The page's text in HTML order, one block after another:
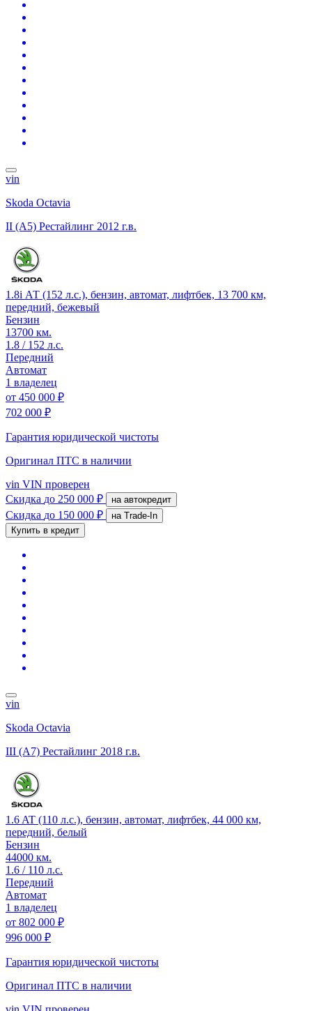
vin
Skoda Octavia
II (A5) Рестайлинг 2012 г.в.
1.8i АТ (152 л.с.), бензин, автомат, лифтбек, 13 700 км,
передний, бежевый
Бензин
13700 км.
1.8 / 152 л.с.
Передний
Автомат
1 владелец
от 450 000 ₽
702 000 ₽
Гарантия юридической чистоты
Оригинал ПТС в наличии
vin VIN проверен
Скидка до 250 000 ₽ на автокредит
Скидка до 150 000 ₽
на Trade-In
Купить в кредит
vin
Skoda Octavia
III (A7) Рестайлинг 2018 г.в.
1.6 AT (110 л.с.), бензин, автомат, лифтбек, 44 000 км,
передний, белый
Бензин
44000 км.
1.6 / 110 л.с.
Передний
Автомат
1 владелец
от 802 000 ₽
996 000 ₽
Гарантия юридической чистоты
Оригинал ПТС в наличии